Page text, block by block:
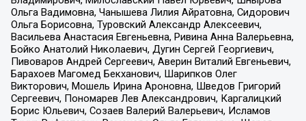
Ольга Вадимовна, Чанышева Лилия Айратовна, Сидорович
Ольга Борисовна, Туровский Александр Алексеевич,
Васильева Анастасия Евгеньевна, Ривина Анна Валерьевна,
Бойко Анатолий Николаевич, Дугин Сергей Георгиевич,
Пивоваров Андрей Сергеевич, Аверин Виталий Евгеньевич,
Барахоев Магомед Бекханович, Шарипков Олег
Викторович, Мошель Ирина Ароновна, Шведов Григорий
Сергеевич, Пономарев Лев Александрович, Каргалицкий
Борис Юльевич, Созаев Валерий Валерьевич, Исламов